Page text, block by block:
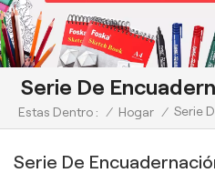
Serie De
Estas Dentro : / Hogar / Serie
Serie De